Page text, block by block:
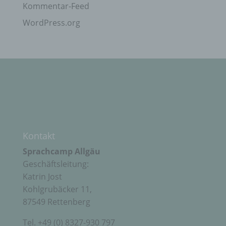
Kommentar-Feed
WordPress.org
Kontakt
Sprachcamp Allgäu
Geschäftsleitung:
Katrin Jost
Kohlgrubäcker 11,
87549 Rettenberg
Tel. +49 (0) 8327-930 797
f) Pseudonymisierung
welche die personenbezogenen Daten ohne
Person zugewiesen werden.
g) Verantwortlicher oder für die Verarbeitung
Verantwortlicher
Verantwortlicher oder für die Verarbeitung
Verantwortlicher ist die natürliche oder juristische